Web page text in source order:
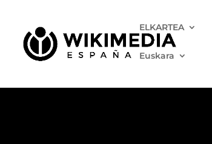
ELKARTEA
Euskara